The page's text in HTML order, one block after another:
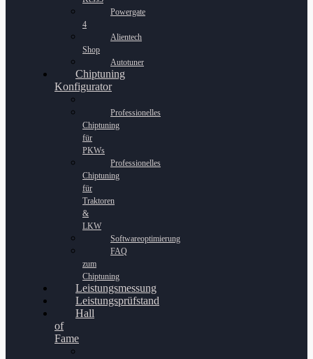
Powergate
4
Alientech
Shop
Autotuner
Chiptuning
Konfigurator
Professionelles
Chiptuning
für
PKWs
Professionelles
Chiptuning
für
Traktoren
&
LKW
Softwareoptimierung
FAQ
zum
Chiptuning
Leistungsmessung
Leistungsprüfstand
Hall
of
Fame